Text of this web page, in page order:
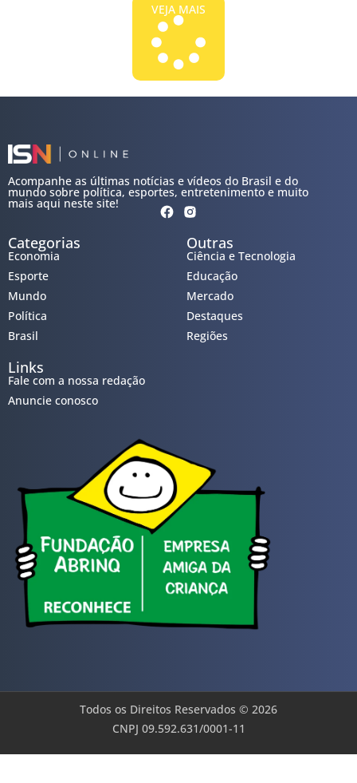
VEJA MAIS
Acompanhe as últimas notícias e vídeos do Brasil e do
mundo sobre política, esportes, entretenimento e muito
mais aqui neste site!
Categorias
Economia
Esporte
Mundo
Política
Brasil
Outras
Ciência e Tecnologia
Educação
Mercado
Destaques
Regiões
Links
Fale com a nossa redação
Anuncie conosco
Todos os Direitos Reservados © 2026
CNPJ 09.592.631/0001-11